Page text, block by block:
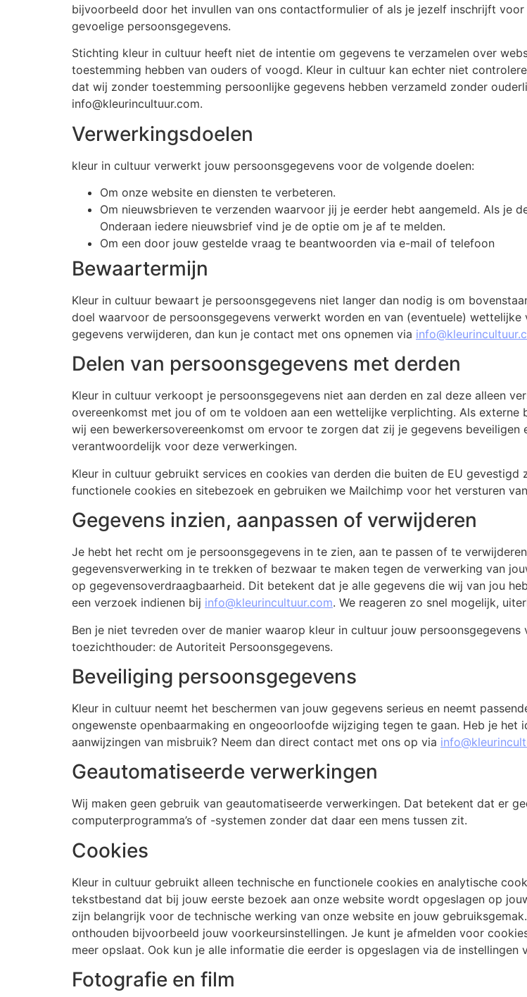
bijvoorbeeld door het invullen van ons contactformulier of als je jezelf inschrijft
gevoelige persoonsgegevens.
Stichting kleur in cultuur heeft niet de intentie om gegevens te verzamelen over
toestemming hebben van ouders of voogd. Kleur in cultuur kan echter niet
dat wij zonder toestemming persoonlijke gegevens hebben verzameld zonder
info@kleurincultuur.com.
Verwerkingsdoelen
kleur in cultuur verwerkt jouw persoonsgegevens voor de volgende doelen:
Om onze website en diensten te verbeteren.
Om nieuwsbrieven te verzenden waarvoor jij je eerder hebt aangemeld. Als je
Onderaan iedere nieuwsbrief vind je de optie om je af te melden.
Om een door jouw gestelde vraag te beantwoorden via e-mail of telefoon
Bewaartermijn
Kleur in cultuur bewaart je persoonsgegevens niet langer dan nodig is om
doel waarvoor de persoonsgegevens verwerkt worden en van (eventuele)
gegevens verwijderen, dan kun je contact met ons opnemen via
Delen van persoonsgegevens met derden
Kleur in cultuur verkoopt je persoonsgegevens niet aan derden en zal deze alleen
overeenkomst met jou of om te voldoen aan een wettelijke verplichting. Als
wij een bewerkersovereenkomst om ervoor te zorgen dat zij je gegevens
verantwoordelijk voor deze verwerkingen.
Kleur in cultuur gebruikt services en cookies van derden die buiten de EU
functionele cookies en sitebezoek en gebruiken we Mailchimp voor het versturen
Gegevens inzien, aanpassen of verwijderen
Je hebt het recht om je persoonsgegevens in te zien, aan te passen of te
gegevensverwerking in te trekken of bezwaar te maken tegen de verwerking van
op gegevensoverdraagbaarheid. Dit betekent dat je alle gegevens die wij van jou
een verzoek indienen bij info@kleurincultuur.com. We reageren zo snel mogelijk,
Ben je niet tevreden over de manier waarop kleur in cultuur jouw
toezichthouder: de Autoriteit Persoonsgegevens.
Beveiliging persoonsgegevens
Kleur in cultuur neemt het beschermen van jouw gegevens serieus en neemt
ongewenste openbaarmaking en ongeoorloofde wijziging tegen te gaan. Heb je
aanwijzingen van misbruik? Neem dan direct contact met ons op via
Geautomatiseerde verwerkingen
Wij maken geen gebruik van geautomatiseerde verwerkingen. Dat betekent dat er
computerprogramma’s of -systemen zonder dat daar een mens tussen zit.
Cookies
Kleur in cultuur gebruikt alleen technische en functionele cookies en analytische
tekstbestand dat bij jouw eerste bezoek aan onze website wordt opgeslagen op
zijn belangrijk voor de technische werking van onze website en jouw
onthouden bijvoorbeeld jouw voorkeursinstellingen. Je kunt je afmelden voor
meer opslaat. Ook kun je alle informatie die eerder is opgeslagen via de instellingen
Fotografie en film